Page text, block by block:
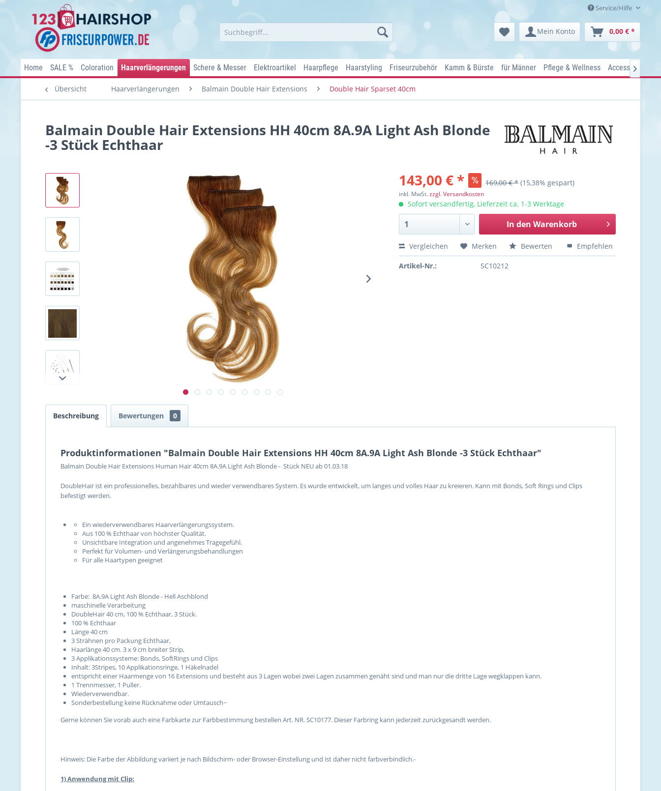
Service/Hilfe
Mein Konto 0,00 € *
Home SALE % Coloration Haarverlängerungen Schere & Messer Elektroartikel Haarpflege Haarstyling Friseurzubehör Kamm & Bürste für Männer Pflege & Wellness Accessoires

Übersicht Haarverlängerungen Balmain Double Hair Extensions Double Hair Sparset 40cm
Balmain Double Hair Extensions HH 40cm 8A.9A Light Ash Blonde
-3 Stück Echthaar
143,00 € *
169,00 € * (15,38% gespart)
inkl. MwSt.zzgl. Versandkosten
Sofort versandfertig, Lieferzeit ca. 1-3 Werktage
In den Warenkorb
Vergleichen Merken Bewerten Empfehlen
Artikel-Nr.: SC10212
Beschreibung Bewertungen 0
Produktinformationen "Balmain Double Hair Extensions HH 40cm 8A.9A Light Ash Blonde -3 Stück Echthaar"
Balmain Double Hair Extensions Human Hair 40cm 8A.9A Light Ash Blonde - Stück NEU ab 01.03.18
DoubleHair ist ein professionelles, bezahlbares und wieder verwendbares System. Es wurde entwickelt, um langes und volles Haar zu kreieren. Kann mit Bonds, Soft Rings und Clips
befestigt werden.
Ein wiederverwendbares Haarverlängerungssystem.
Aus 100 % Echthaar von höchster Qualität.
Unsichtbare Integration und angenehmes Tragegefühl.
Perfekt für Volumen- und Verlängerungsbehandlungen
Für alle Haartypen geeignet
Farbe: 8A.9A Light Ash Blonde - Hell Aschblond
maschinelle Verarbeitung
DoubleHair 40 cm, 100 % Echthaar, 3 Stück.
100 % Echthaar
Länge 40 cm
3 Strähnen pro Packung Echthaar,
Haarlänge 40 cm. 3 x 9 cm breiter Strip,
3 Applikationssysteme: Bonds, SoftRings und Clips
Inhalt: 3Stripes, 10 Applikationsringe, 1 Häkelnadel
entspricht einer Haarmenge von 16 Extensions und besteht aus 3 Lagen wobei zwei Lagen zusammen genäht sind und man nur die dritte Lage wegklappen kann.
1 Trennmesser, 1 Puller.
Wiederverwendbar.
Sonderbestellung keine Rücknahme oder Umtausch~
Gerne können Sie vorab auch eine Farbkarte zur Farbbestimmung bestellen Art. NR. SC10177. Dieser Farbring kann jederzeit zurückgesandt werden.
Hinweis: Die Farbe der Abbildung variiert je nach Bildschirm- oder Browser-Einstellung und ist daher nicht farbverbindlich.-
1) Anwendung mit Clip: